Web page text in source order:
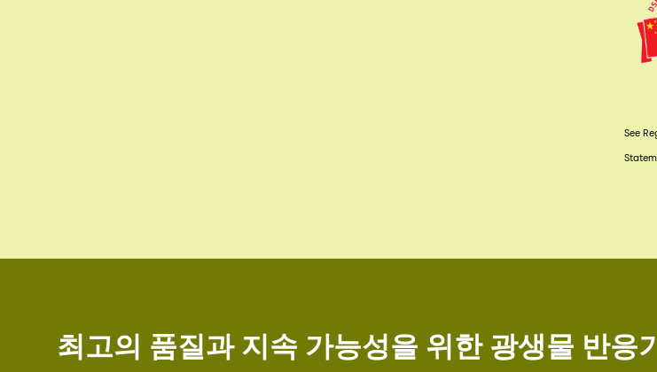
See
최고의 품질과 지속 가능성을 위한 광생물 반응